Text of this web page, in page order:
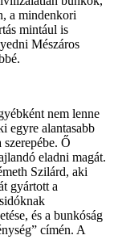
a mindenkori
mintául is
Mészáros
nem lenne
egyre alantasabb
Ő
eladni magát.
Szilárd, aki
gyártott a
és a bunkóság
címén. A